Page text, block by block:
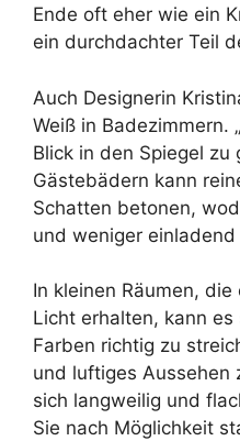
Ende oft eher wie ein
ein durchdachter Teil
Auch Designerin
Weiß in Badezimmern.
Blick in den Spiegel zu
Gästebädern kann
Schatten betonen,
und weniger einladend
In kleinen Räumen,
Licht erhalten, kann
Farben richtig zu
und luftiges Aussehen
sich langweilig und
Sie nach Möglichkeit